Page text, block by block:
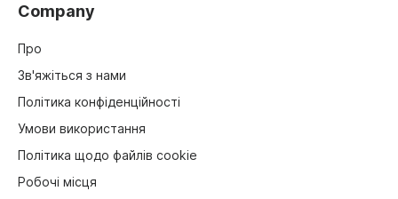
Company
Про
Зв'яжіться з нами
Політика конфіденційності
Умови використання
Політика щодо файлів cookie
Робочі місця